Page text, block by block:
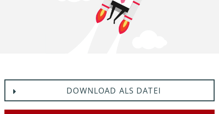
DOWNLOAD ALS DATEI